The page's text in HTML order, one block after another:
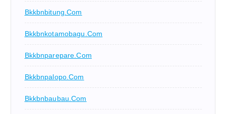
Bkkbnbitung.com
Bkkbnkotamobagu.com
Bkkbnparepare.com
Bkkbnpalopo.com
Bkkbnbaubau.com